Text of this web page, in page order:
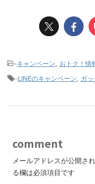
-キャンペーン
おトク！情
-LINEのキャンペーン ガ
comment
メールアドレスが公開さ
る欄は必須項目です